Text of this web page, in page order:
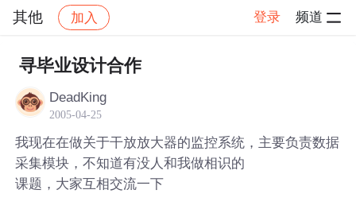
其他 加入 登录 频道
社区 其他 帖子详情
寻毕业设计合作
DeadKing
2005-04-25
我现在在做关于干放放大器的监控系统，主要负责数据
采集模块，不知道有没人和我做相识的
课题，大家互相交流一下